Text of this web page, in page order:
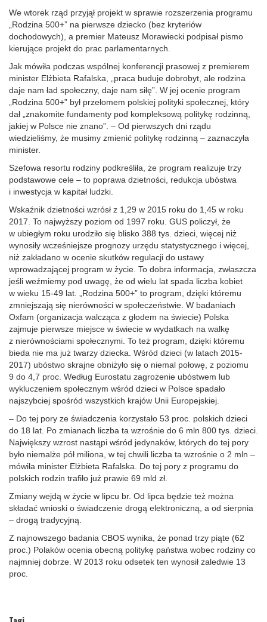
We wtorek rząd przyjął projekt w sprawie rozszerzenia programu
„Rodzina 500+” na pierwsze dziecko (bez kryteriów
dochodowych), a premier Mateusz Morawiecki podpisał pismo
kierujące projekt do prac parlamentarnych.
Jak mówiła podczas wspólnej konferencji prasowej z premierem
minister Elżbieta Rafalska, „praca buduje dobrobyt, ale rodzina
daje nam ład społeczny, daje nam siłę”. W jej ocenie program
„Rodzina 500+” był przełomem polskiej polityki społecznej, który
dał „znakomite fundamenty pod kompleksową politykę rodzinną,
jakiej w Polsce nie znano”. – Od pierwszych dni rządu
wiedzieliśmy, że musimy zmienić politykę rodzinną – zaznaczyła
minister.
Szefowa resortu rodziny podkreśliła, że program realizuje trzy
podstawowe cele – to poprawa dzietności, redukcja ubóstwa
i inwestycja w kapitał ludzki.
Wskaźnik dzietności wzrósł z 1,29 w 2015 roku do 1,45 w roku
2017. To najwyższy poziom od 1997 roku. GUS policzył, że
w ubiegłym roku urodziło się blisko 388 tys. dzieci, więcej niż
wynosiły wcześniejsze prognozy urzędu statystycznego i więcej,
niż zakładano w ocenie skutków regulacji do ustawy
wprowadzającej program w życie. To dobra informacja, zwłaszcza
jeśli weźmiemy pod uwagę, że od wielu lat spada liczba kobiet
w wieku 15-49 lat. „Rodzina 500+” to program, dzięki któremu
zmniejszają się nierówności w społeczeństwie. W badaniach
Oxfam (organizacja walcząca z głodem na świecie) Polska
zajmuje pierwsze miejsce w świecie w wydatkach na walkę
z nierównościami społecznymi. To też program, dzięki któremu
bieda nie ma już twarzy dziecka. Wśród dzieci (w latach 2015-
2017) ubóstwo skrajne obniżyło się o niemal połowę, z poziomu
9 do 4,7 proc. Według Eurostatu zagrożenie ubóstwem lub
wykluczeniem społecznym wśród dzieci w Polsce spadało
najszybciej spośród wszystkich krajów Unii Europejskiej.
– Do tej pory ze świadczenia korzystało 53 proc. polskich dzieci
do 18 lat. Po zmianach liczba ta wzrośnie do 6 mln 800 tys. dzieci.
Największy wzrost nastąpi wśród jedynaków, których do tej pory
było niemalże pół miliona, w tej chwili liczba ta wzrośnie o 2 mln –
mówiła minister Elżbieta Rafalska. Do tej pory z programu do
polskich rodzin trafiło już prawie 69 mld zł.
Zmiany wejdą w życie w lipcu br. Od lipca będzie też można
składać wnioski o świadczenie drogą elektroniczną, a od sierpnia
– drogą tradycyjną.
Z najnowszego badania CBOS wynika, że ponad trzy piąte (62
proc.) Polaków ocenia obecną politykę państwa wobec rodziny co
najmniej dobrze. W 2013 roku odsetek ten wynosił zaledwie 13
proc.